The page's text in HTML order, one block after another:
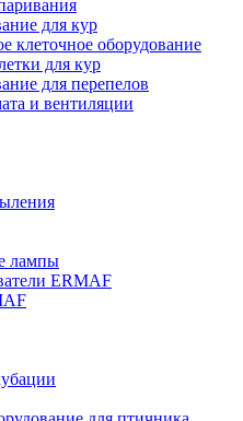
для кур
клеточное оборудование
для кур
для перепелов
и вентиляции
лампы
ERMAF